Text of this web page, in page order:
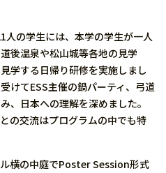
人の学生には、本学の学生が一人
後温泉や松山城等各地の見学
学する日帰り研修を実施しまし
けてESS主催の鍋パーティ、弓道
、日本への理解を深めました。
の交流はプログラムの中でも特
横の中庭でPoster Session形式